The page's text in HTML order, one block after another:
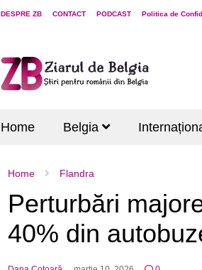
DESPRE ZB CONTACT PODCAST Politica de
Home Belgia
Home Flandra
Perturbări
40% din